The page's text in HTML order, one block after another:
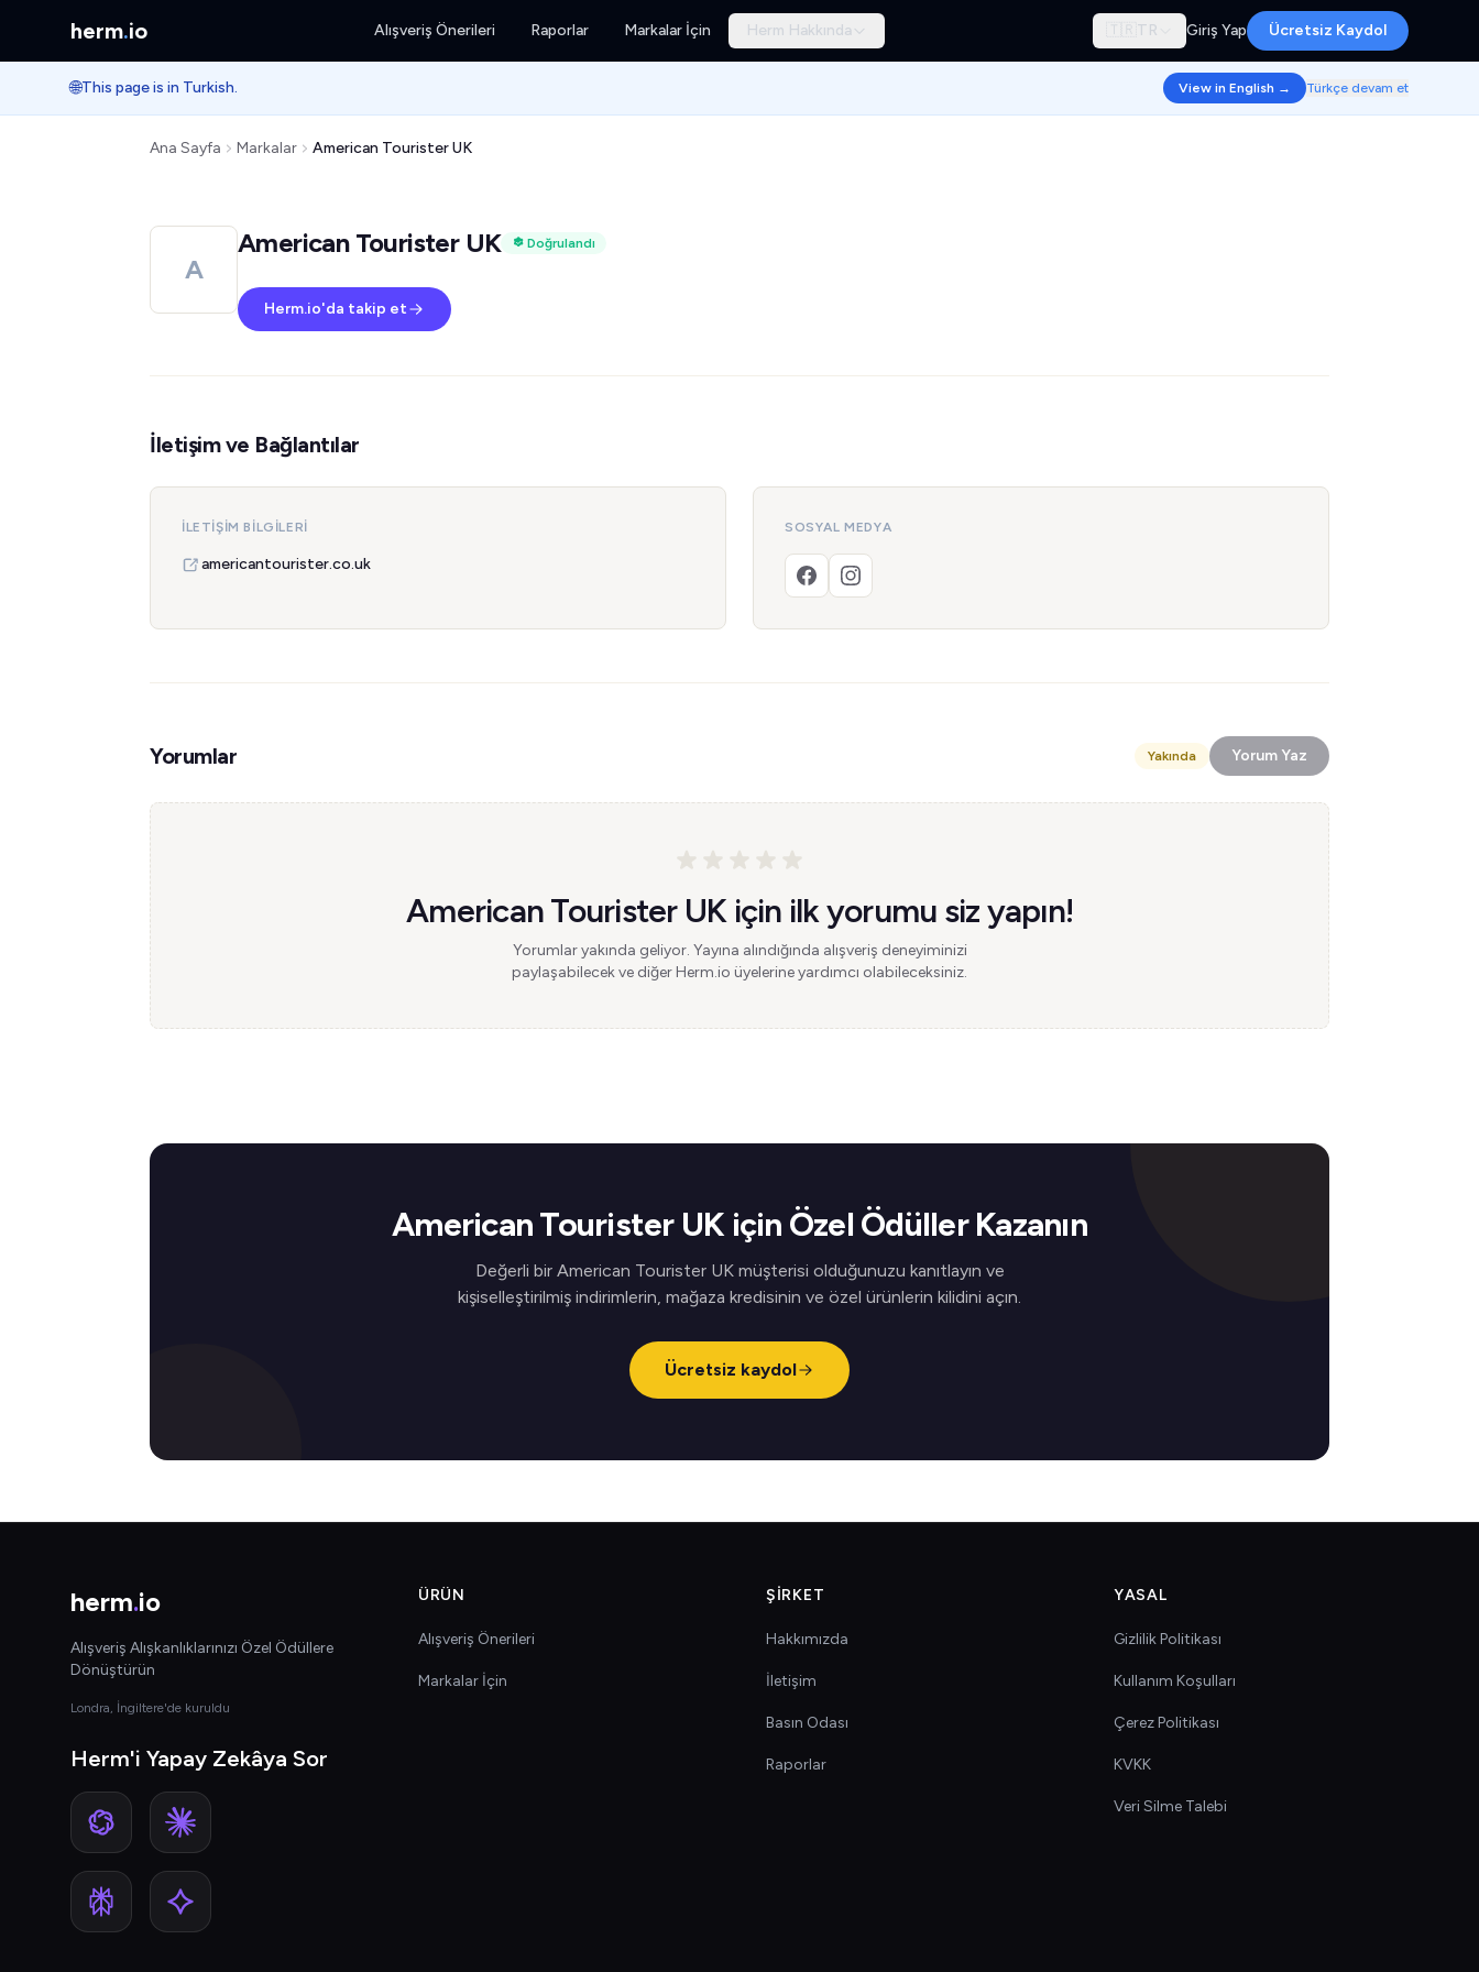
herm.io Alışveriş Önerileri Raporlar Markalar İçin Herm Hakkında 🇹🇷 TR Giriş Yap Ücretsiz Kaydol
🌐This page is in Turkish. View in English → Türkçe devam et
Ana Sayfa Markalar American Tourister UK
A
American Tourister UK Doğrulandı
Herm.io'da takip et
İletişim ve Bağlantılar
İLETIŞIM BILGILERI
americantourister.co.uk
SOSYAL MEDYA
Yorumlar Yakında Yorum Yaz
American Tourister UK için ilk yorumu siz yapın!
Yorumlar yakında geliyor. Yayına alındığında alışveriş deneyiminizi
paylaşabilecek ve diğer Herm.io üyelerine yardımcı olabileceksiniz.
American Tourister UK için Özel Ödüller Kazanın
Değerli bir American Tourister UK müşterisi olduğunuzu kanıtlayın ve
kişiselleştirilmiş indirimlerin, mağaza kredisinin ve özel ürünlerin kilidini açın.
Ücretsiz kaydol
herm.io
Alışveriş Alışkanlıklarınızı Özel Ödüllere
Dönüştürün
Londra, İngiltere'de kuruldu
Herm'i Yapay Zekâya Sor
ÜRÜN
Alışveriş Önerileri
Markalar İçin
ŞIRKET
Hakkımızda
İletişim
Basın Odası
Raporlar
YASAL
Gizlilik Politikası
Kullanım Koşulları
Çerez Politikası
KVKK
Veri Silme Talebi